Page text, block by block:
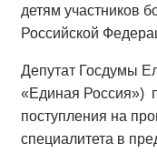
детям участников
Российской
Депутат Госдумы
«Единая Россия»)
поступления на
специалитета в